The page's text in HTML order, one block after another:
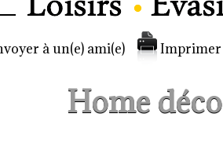
à un(e) ami(e) Imprimer
Home déco